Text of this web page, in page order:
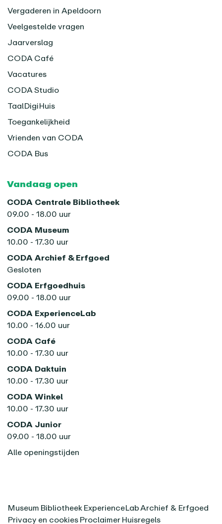
Vergaderen in Apeldoorn
Veelgestelde vragen
Jaarverslag
CODA Café
Vacatures
CODA Studio
TaalDigiHuis
Toegankelijkheid
Vrienden van CODA
CODA Bus
Vandaag open
CODA Centrale Bibliotheek
09.00 - 18.00 uur
CODA Museum
10.00 - 17.30 uur
CODA Archief & Erfgoed
Gesloten
CODA Erfgoedhuis
09.00 - 18.00 uur
CODA ExperienceLab
10.00 - 16.00 uur
CODA Café
10.00 - 17.30 uur
CODA Daktuin
10.00 - 17.30 uur
CODA Winkel
10.00 - 17.30 uur
CODA Junior
09.00 - 18.00 uur
Alle openingstijden
Museum Bibliotheek ExperienceLab Archief & Erfgoed
Privacy en cookies Proclaimer Huisregels